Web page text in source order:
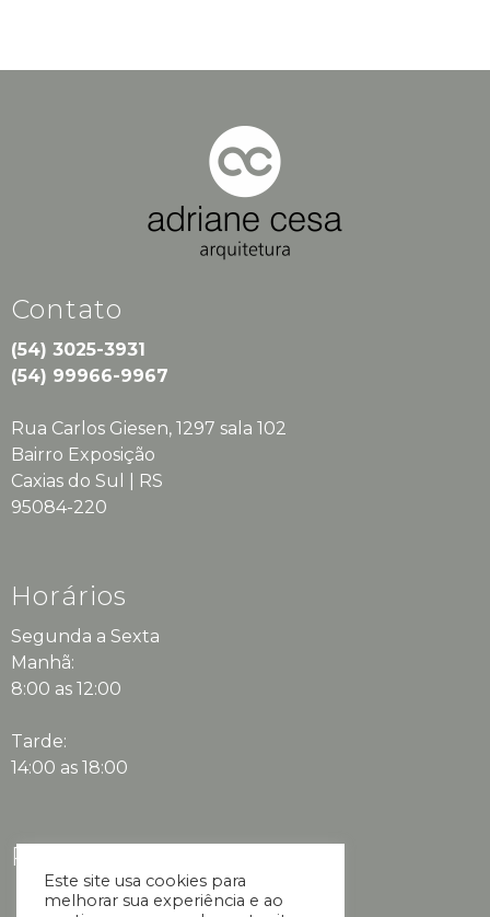
Contato
(54) 3025-3931
(54) 99966-9967
Rua Carlos Giesen, 1297 sala 102
Bairro Exposição
Caxias do Sul | RS
95084-220
Horários
Segunda a Sexta
Manhã:
8:00 as 12:00
Tarde:
14:00 as 18:00
Redes Sociais
Este site usa cookies para
melhorar sua experiência e ao